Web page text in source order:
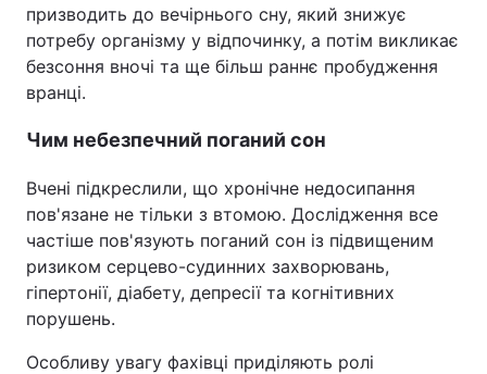
призводить до вечірнього сну, який знижує
потребу організму у відпочинку, а потім викликає
безсоння вночі та ще більш раннє пробудження
вранці.
Чим небезпечний поганий сон
Вчені підкреслили, що хронічне недосипання
пов'язане не тільки з втомою. Дослідження все
частіше пов'язують поганий сон із підвищеним
ризиком серцево-судинних захворювань,
гіпертонії, діабету, депресії та когнітивних
порушень.
Особливу увагу фахівці приділяють ролі